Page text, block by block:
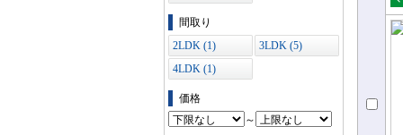
間取り
2LDK (1)
3LDK (5)
4LDK (1)
価格
～